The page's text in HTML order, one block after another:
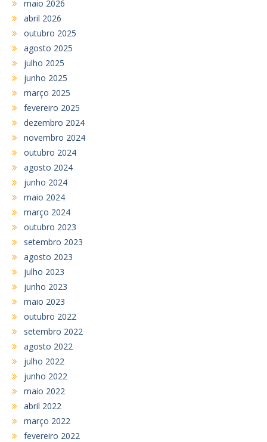
maio 2026
abril 2026
outubro 2025
agosto 2025
julho 2025
junho 2025
março 2025
fevereiro 2025
dezembro 2024
novembro 2024
outubro 2024
agosto 2024
junho 2024
maio 2024
março 2024
outubro 2023
setembro 2023
agosto 2023
julho 2023
junho 2023
maio 2023
outubro 2022
setembro 2022
agosto 2022
julho 2022
junho 2022
maio 2022
abril 2022
março 2022
fevereiro 2022